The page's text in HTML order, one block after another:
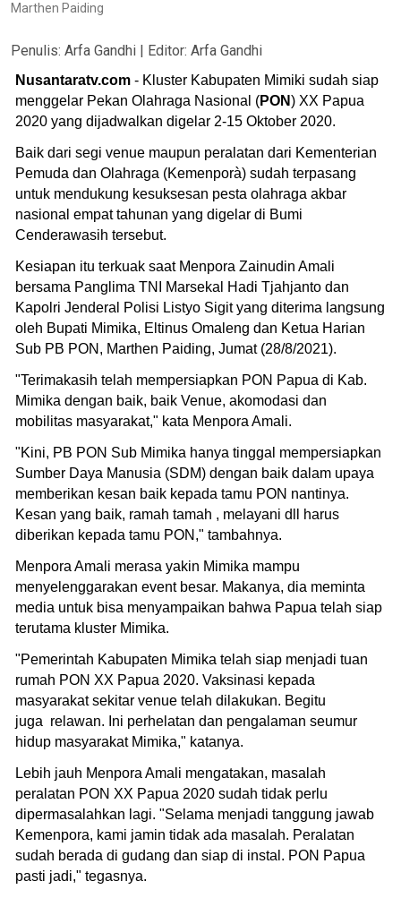
Marthen Paiding
Penulis: Arfa Gandhi | Editor: Arfa Gandhi
Nusantaratv.com - Kluster Kabupaten Mimiki sudah siap
menggelar Pekan Olahraga Nasional (PON) XX Papua
2020 yang dijadwalkan digelar 2-15 Oktober 2020.
Baik dari segi venue maupun peralatan dari Kementerian
Pemuda dan Olahraga (Kemenporà) sudah terpasang
untuk mendukung kesuksesan pesta olahraga akbar
nasional empat tahunan yang digelar di Bumi
Cenderawasih tersebut.
Kesiapan itu terkuak saat Menpora Zainudin Amali
bersama Panglima TNI Marsekal Hadi Tjahjanto dan
Kapolri Jenderal Polisi Listyo Sigit yang diterima langsung
oleh Bupati Mimika, Eltinus Omaleng dan Ketua Harian
Sub PB PON, Marthen Paiding, Jumat (28/8/2021).
"Terimakasih telah mempersiapkan PON Papua di Kab.
Mimika dengan baik, baik Venue, akomodasi dan
mobilitas masyarakat," kata Menpora Amali.
"Kini, PB PON Sub Mimika hanya tinggal mempersiapkan
Sumber Daya Manusia (SDM) dengan baik dalam upaya
memberikan kesan baik kepada tamu PON nantinya.
Kesan yang baik, ramah tamah , melayani dll harus
diberikan kepada tamu PON," tambahnya.
Menpora Amali merasa yakin Mimika mampu
menyelenggarakan event besar. Makanya, dia meminta
media untuk bisa menyampaikan bahwa Papua telah siap
terutama kluster Mimika.
"Pemerintah Kabupaten Mimika telah siap menjadi tuan
rumah PON XX Papua 2020. Vaksinasi kepada
masyarakat sekitar venue telah dilakukan. Begitu
juga relawan. Ini perhelatan dan pengalaman seumur
hidup masyarakat Mimika," katanya.
Lebih jauh Menpora Amali mengatakan, masalah
peralatan PON XX Papua 2020 sudah tidak perlu
dipermasalahkan lagi. "Selama menjadi tanggung jawab
Kemenpora, kami jamin tidak ada masalah. Peralatan
sudah berada di gudang dan siap di instal. PON Papua
pasti jadi," tegasnya.